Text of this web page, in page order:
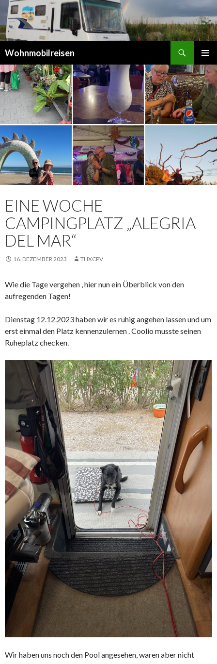
Wohnmobilreisen
MENÜ
ZUM
INHALT
EINE WOCHE
CAMPINGPLATZ „ALEGRIA
DEL MAR“
16. DEZEMBER 2023 THXCPV
Wie die Tage vergehen , hier nun ein Überblick von den
aufregenden Tagen!
Dienstag 12.12.2023 haben wir es ruhig angehen lassen und um
erst einmal den Platz kennenzulernen . Coolio musste seinen
Ruheplatz checken.
Wir haben uns noch den Pool angesehen, waren aber nicht